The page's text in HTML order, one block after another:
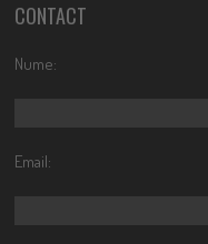
CONTACT
Nume:
Email: